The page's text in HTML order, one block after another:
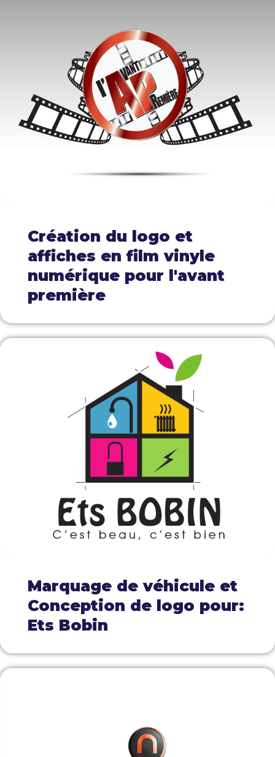
Création du logo et
affiches en film vinyle
numérique pour l'avant
première
Marquage de véhicule et
Conception de logo pour:
Ets Bobin